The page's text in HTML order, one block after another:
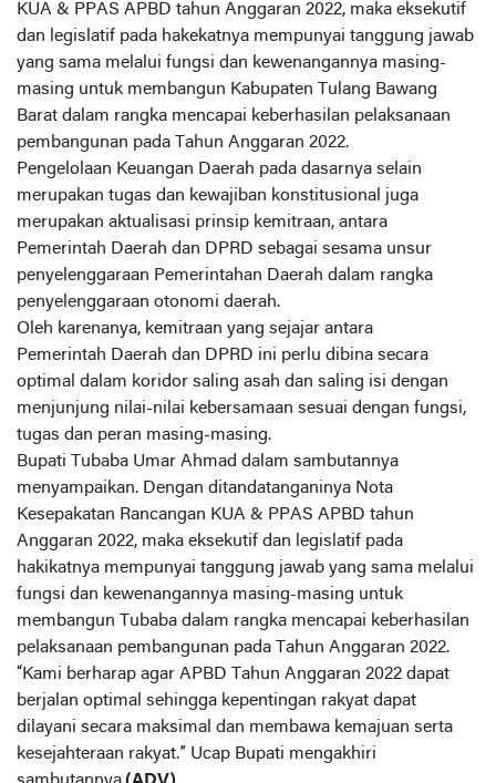
KUA & PPAS APBD tahun Anggaran 2022, maka eksekutif
dan legislatif pada hakekatnya mempunyai tanggung jawab
yang sama melalui fungsi dan kewenangannya masing-
masing untuk membangun Kabupaten Tulang Bawang
Barat dalam rangka mencapai keberhasilan pelaksanaan
pembangunan pada Tahun Anggaran 2022.
Pengelolaan Keuangan Daerah pada dasarnya selain
merupakan tugas dan kewajiban konstitusional juga
merupakan aktualisasi prinsip kemitraan, antara
Pemerintah Daerah dan DPRD sebagai sesama unsur
penyelenggaraan Pemerintahan Daerah dalam rangka
penyelenggaraan otonomi daerah.
Oleh karenanya, kemitraan yang sejajar antara
Pemerintah Daerah dan DPRD ini perlu dibina secara
optimal dalam koridor saling asah dan saling isi dengan
menjunjung nilai-nilai kebersamaan sesuai dengan fungsi,
tugas dan peran masing-masing.
Bupati Tubaba Umar Ahmad dalam sambutannya
menyampaikan. Dengan ditandatanganinya Nota
Kesepakatan Rancangan KUA & PPAS APBD tahun
Anggaran 2022, maka eksekutif dan legislatif pada
hakikatnya mempunyai tanggung jawab yang sama melalui
fungsi dan kewenangannya masing-masing untuk
membangun Tubaba dalam rangka mencapai keberhasilan
pelaksanaan pembangunan pada Tahun Anggaran 2022.
“Kami berharap agar APBD Tahun Anggaran 2022 dapat
berjalan optimal sehingga kepentingan rakyat dapat
dilayani secara maksimal dan membawa kemajuan serta
kesejahteraan rakyat.” Ucap Bupati mengakhiri